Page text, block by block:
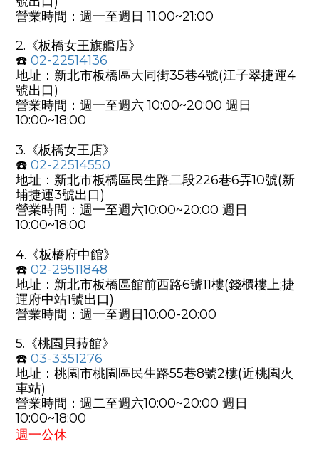
營業時間：週一至週日 11:00~21:00
2.《板橋女王旗艦店》
☎️ 02-22514136
地址：新北市板橋區大同街35巷4號(江子翠捷運4
號出口)
營業時間：週一至週六 10:00~20:00 週日
10:00~18:00
3.《板橋女王店》
☎️ 02-22514550
地址：新北市板橋區民生路二段226巷6弄10號(新
埔捷運3號出口)
營業時間：週一至週六10:00~20:00 週日
10:00~18:00
4.《板橋府中館》
☎️ 02-29511848
地址：新北市板橋區館前西路6號11樓(錢櫃樓上;捷
運府中站1號出口)
營業時間：週一至週日10:00-20:00
5.《桃園貝菈館》
☎️ 03-3351276
地址：桃園市桃園區民生路55巷8號2樓(近桃園火
車站)
營業時間：週二至週六10:00~20:00 週日
10:00~18:00
週一公休